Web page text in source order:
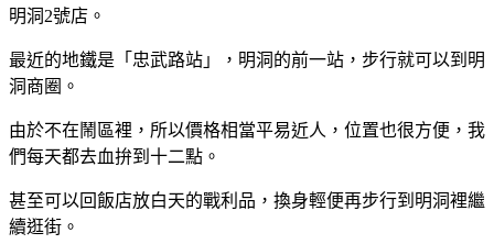
明洞2號店。
最近的地鐵是「忠武路站」，明洞的前一站，步行就可以到明
洞商圈。
由於不在鬧區裡，所以價格相當平易近人，位置也很方便，我
們每天都去血拚到十二點。
甚至可以回飯店放白天的戰利品，換身輕便再步行到明洞裡繼
續逛街。